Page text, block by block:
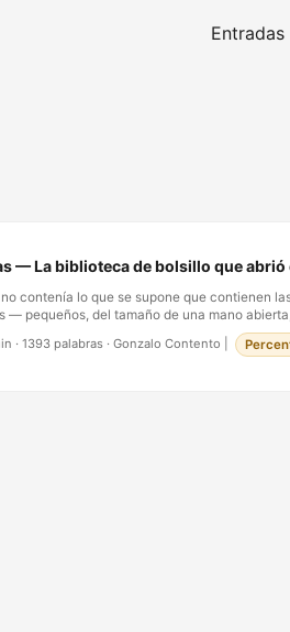
Entradas
— La biblioteca de bolsillo que abrió
contenía lo que se supone que contienen
— pequeños, del tamaño de una mano
cada una, un mundo entero: el budismo. Las
se llamaba En 25.000 palabras, la
· 1393 palabras · Gonzalo Contento